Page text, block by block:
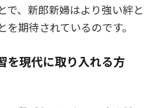
で、新郎新婦はより強い絆と
期待されているのです。
を現代に取り入れる方